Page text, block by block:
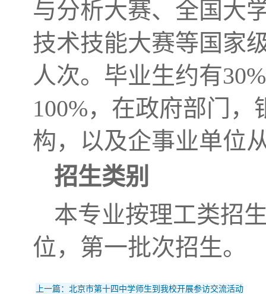
与分析大赛、全国大
技术技能大赛等国家
人次。毕业生约有
100%，在政府部门
构，以及企事业单位
招生类别
本专业按理工类招
位，第一批次招生。
上一篇：北京市第十四中学师生到我校开展参访交流活动